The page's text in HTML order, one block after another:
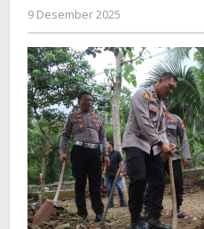
Bibit
9 Desember 2025
BangAdmin